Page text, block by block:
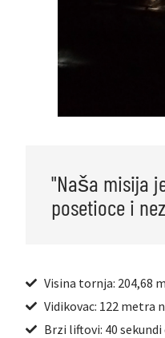
"Naša misija
posetioce i
Visina tornja: 204,68
Vidikovac: 122 metra
Brzi liftovi: 40 sekundi